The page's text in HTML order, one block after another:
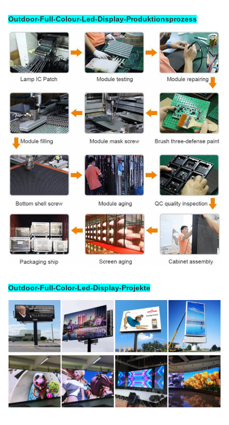
Outdoor-Full-Colour-Led-Display-Produktionsprozess
Outdoor-Full-Color-Led-Display-Projekte